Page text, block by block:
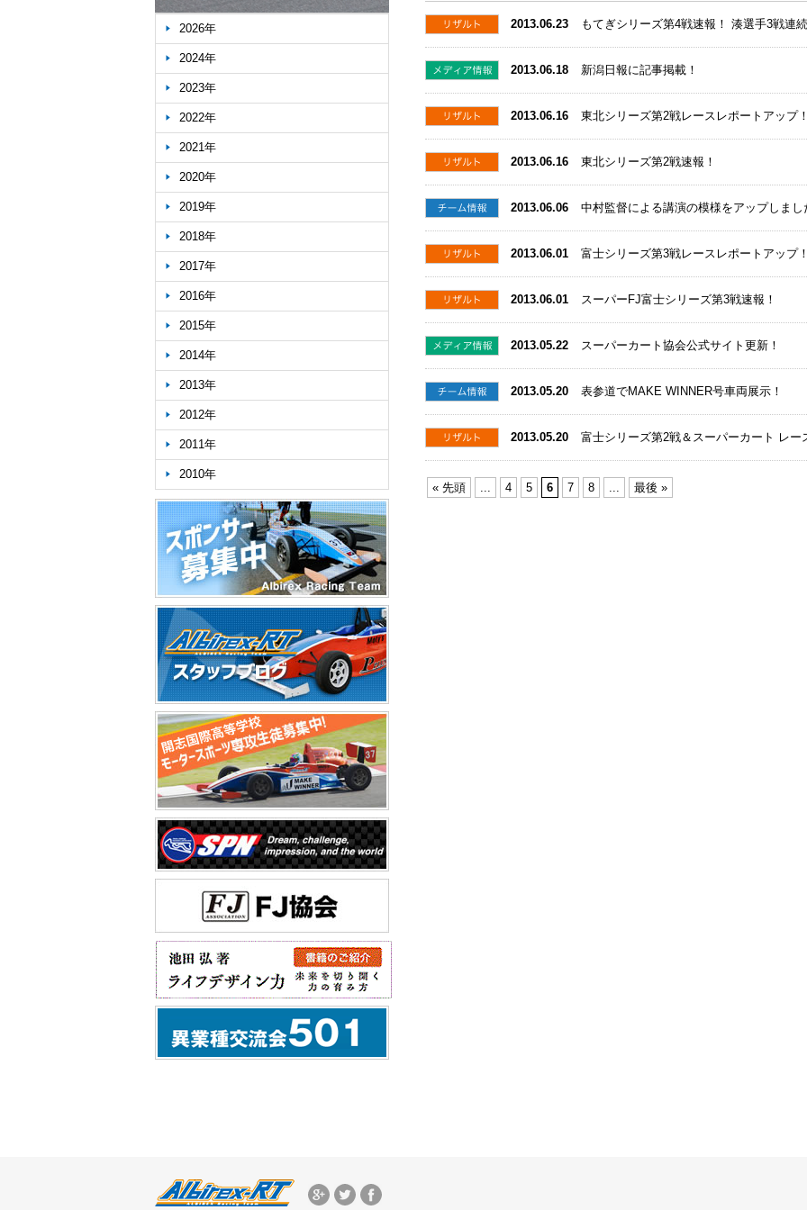
2013.06.23 もてぎシリーズ第4戦速報！ 湊選手3戦連続
2013.06.18 新潟日報に記事掲載！
2013.06.16 東北シリーズ第2戦レースレポートアップ！
2013.06.16 東北シリーズ第2戦速報！
2013.06.06 中村監督による講演の模様をアップしまし
2013.06.01 富士シリーズ第3戦レースレポートアップ！
2013.06.01 スーパーFJ富士シリーズ第3戦速報！
2013.05.22 スーパーカート協会公式サイト更新！
2013.05.20 表参道でMAKE WINNER号車両展示！
2013.05.20 富士シリーズ第2戦＆スーパーカート レー
« 先頭 4 5 6 7 8 最後 »
2026年
2024年
2023年
2022年
2021年
2020年
2019年
2018年
2017年
2016年
2015年
2014年
2013年
2012年
2011年
2010年